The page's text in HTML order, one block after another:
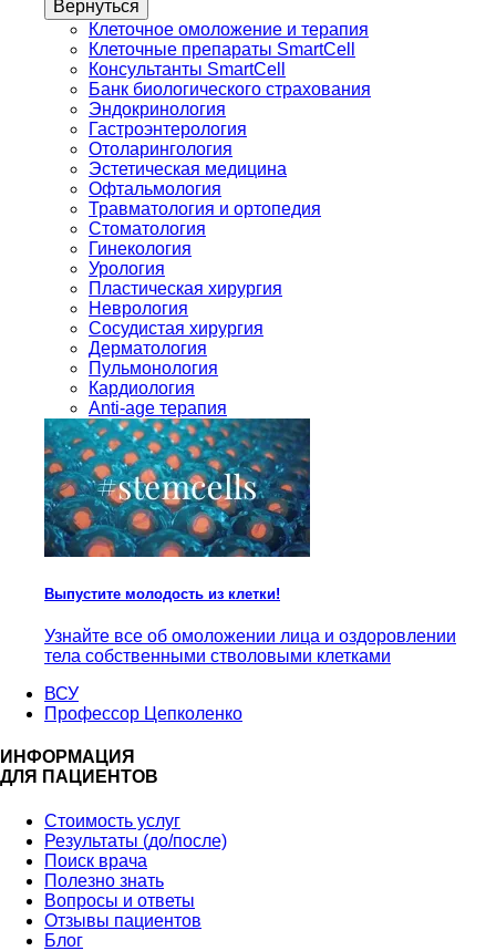
Вернуться
Клеточное омоложение и терапия
Клеточные препараты SmartCell
Консультанты SmartCell
Банк биологического страхования
Эндокринология
Гастроэнтерология
Отоларингология
Эстетическая медицина
Офтальмология
Травматология и ортопедия
Стоматология
Гинекология
Урология
Пластическая хирургия
Неврология
Сосудистая хирургия
Дерматология
Пульмонология
Кардиология
Anti-age терапия
Выпустите молодость из клетки!
Узнайте все об омоложении лица и оздоровлении
тела собственными стволовыми клетками
ВСУ
Профессор Цепколенко
ИНФОРМАЦИЯ
ДЛЯ ПАЦИЕНТОВ
Стоимость услуг
Результаты (до/после)
Поиск врача
Полезно знать
Вопросы и ответы
Отзывы пациентов
Блог